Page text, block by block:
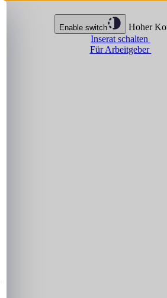
Enable switch
Hoher
Inserat schalten
Für Arbeitgeber